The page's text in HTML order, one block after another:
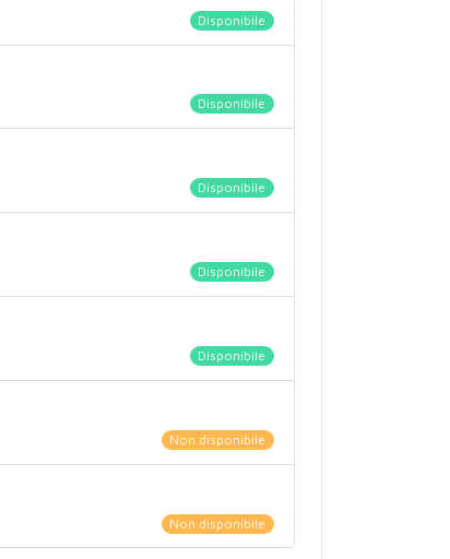
Disponibile
Disponibile
Disponibile
Disponibile
Disponibile
Non disponibile
Non disponibile